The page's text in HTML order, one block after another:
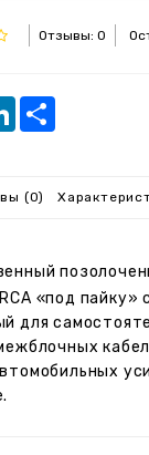
Отзывы: 0
LinkedIn
(0)
«под пайку»
для